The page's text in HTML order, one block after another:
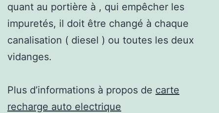
quant au portière à , qui empêcher les
impuretés, il doit être changé à chaque
canalisation ( diesel ) ou toutes les deux
vidanges.
Plus d’informations à propos de carte
recharge auto electrique